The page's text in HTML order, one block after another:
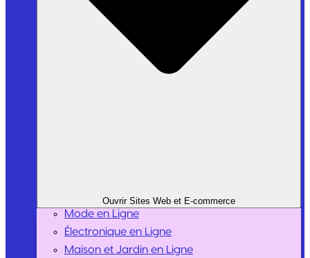
Ouvrir Sites Web et E-commerce
Mode en Ligne
Électronique en Ligne
Maison et Jardin en Ligne